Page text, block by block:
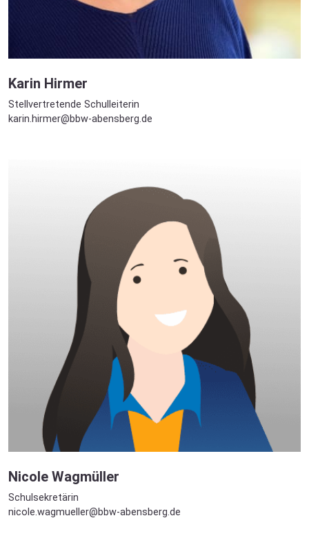
Karin Hirmer
Stellvertretende Schulleiterin
karin.hirmer@bbw-abensberg.de
Nicole Wagmüller
Schulsekretärin
nicole.wagmueller@bbw-abensberg.de